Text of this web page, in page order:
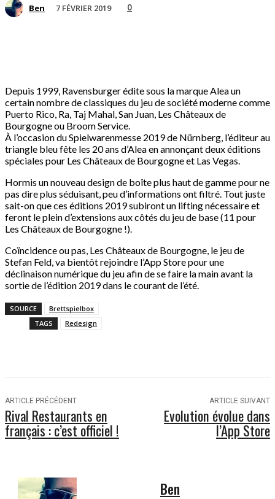
Ben 7 FÉVRIER 2019 0
Depuis 1999, Ravensburger édite sous la marque Alea un
certain nombre de classiques du jeu de société moderne comme
Puerto Rico, Ra, Taj Mahal, San Juan, Les Châteaux de
Bourgogne ou Broom Service.
À l’occasion du Spielwarenmesse 2019 de Nürnberg, l’éditeur au
triangle bleu fête les 20 ans d’Alea en annonçant deux éditions
spéciales pour Les Châteaux de Bourgogne et Las Vegas.
Hormis un nouveau design de boîte plus haut de gamme pour ne
pas dire plus séduisant, peu d’informations ont filtré. Tout juste
sait-on que ces éditions 2019 subiront un lifting nécessaire et
feront le plein d’extensions aux côtés du jeu de base (11 pour
Les Châteaux de Bourgogne !).
Coïncidence ou pas, Les Châteaux de Bourgogne, le jeu de
Stefan Feld, va bientôt rejoindre l’App Store pour une
déclinaison numérique du jeu afin de se faire la main avant la
sortie de l’édition 2019 dans le courant de l’été.
SOURCE
Brettspielbox
TAGS
Redesign
ARTICLE PRÉCÉDENT
Rival Restaurants en
français : c’est officiel !
ARTICLE SUIVANT
Evolution évolue dans
l’App Store
Ben